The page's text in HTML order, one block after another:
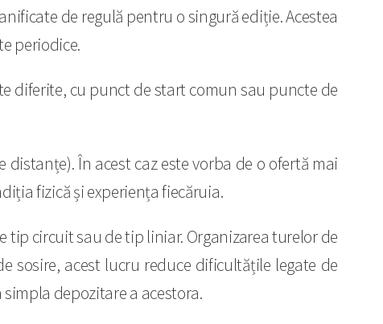
de regulă pentru o singură ediție. Acestea
periodice.
diferite, cu punct de start comun sau puncte de
În acest caz este vorba de o ofertă mai
fizică și experiența fiecăruia.
tip circuit sau de tip liniar. Organizarea turelor de
sosire, acest lucru reduce dificultățile legate de
depozitare a acestora.